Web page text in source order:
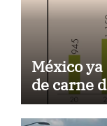
México
de carne